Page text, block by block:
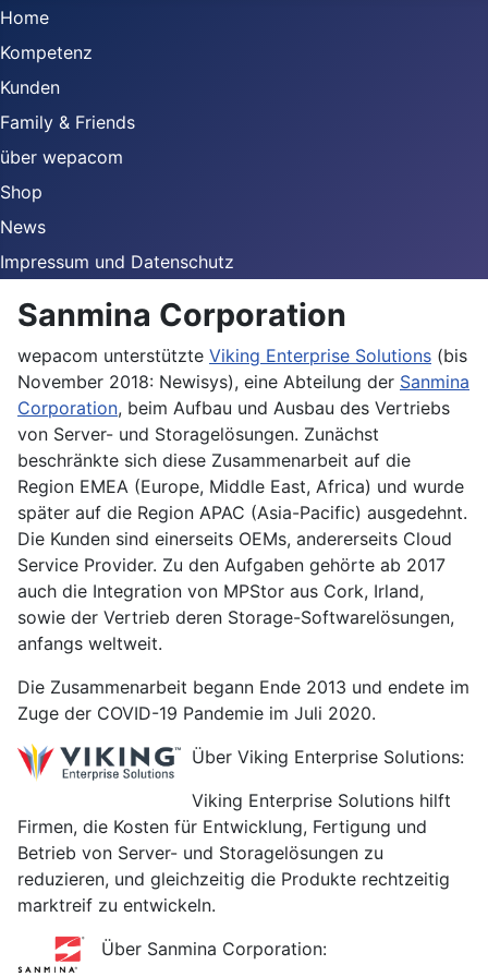
Home
Kompetenz
Kunden
Family & Friends
über wepacom
Shop
News
Impressum und Datenschutz
Sanmina Corporation
wepacom unterstützte Viking Enterprise Solutions (bis
November 2018: Newisys), eine Abteilung der Sanmina
Corporation, beim Aufbau und Ausbau des Vertriebs
von Server- und Storagelösungen. Zunächst
beschränkte sich diese Zusammenarbeit auf die
Region EMEA (Europe, Middle East, Africa) und wurde
später auf die Region APAC (Asia-Pacific) ausgedehnt.
Die Kunden sind einerseits OEMs, andererseits Cloud
Service Provider. Zu den Aufgaben gehörte ab 2017
auch die Integration von MPStor aus Cork, Irland,
sowie der Vertrieb deren Storage-Softwarelösungen,
anfangs weltweit.
Die Zusammenarbeit begann Ende 2013 und endete im
Zuge der COVID-19 Pandemie im Juli 2020.
Über Viking Enterprise Solutions:
Viking Enterprise Solutions hilft
Firmen, die Kosten für Entwicklung, Fertigung und
Betrieb von Server- und Storagelösungen zu
reduzieren, und gleichzeitig die Produkte rechtzeitig
marktreif zu entwickeln.
Über Sanmina Corporation: